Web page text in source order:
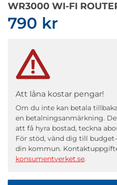
WR3000 WI-FI
790 kr
Att låna kostar pengar!
Om du inte kan betala
en betalningsanmärkning.
att få hyra bostad, teckna
För stöd, vänd dig till
din kommun.
konsumentverket.se.